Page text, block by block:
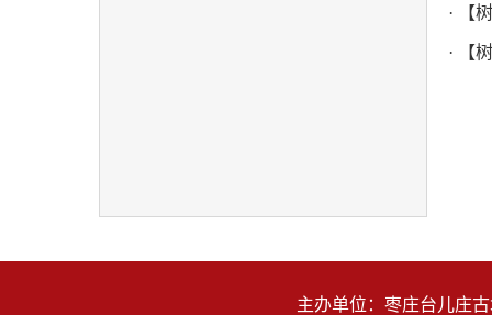
· 【
· 【
主办单位：枣庄台儿庄